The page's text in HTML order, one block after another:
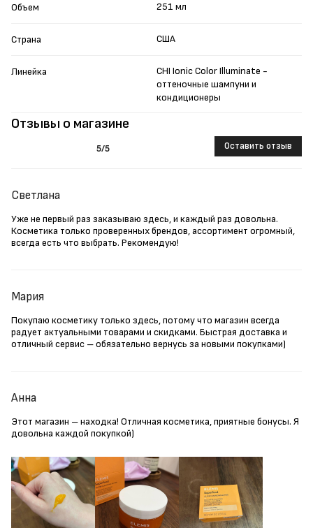
Отзывы о магазине
5/5 Оставить отзыв
Светлана
Уже не первый раз заказываю здесь, и каждый раз довольна.
Косметика только проверенных брендов, ассортимент огромный,
всегда есть что выбрать. Рекомендую!
Мария
Покупаю косметику только здесь, потому что магазин всегда
радует актуальными товарами и скидками. Быстрая доставка и
отличный сервис – обязательно вернусь за новыми покупками)
Анна
Этот магазин – находка! Отличная косметика, приятные бонусы. Я
довольна каждой покупкой)
Объем 251 мл
Страна США
Линейка
CHI Ionic Color Illuminate -
оттеночные шампуни и
кондиционеры